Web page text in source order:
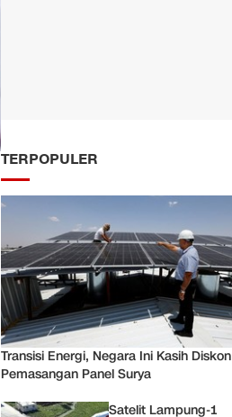
TERPOPULER
Transisi Energi, Negara Ini Kasih Diskon
Pemasangan Panel Surya
Satelit Lampung-1